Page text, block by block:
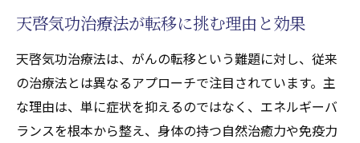
覚醒で目指す寛解の道
天啓気功治療法と天啓気功治療や療法で活
性化するクンダリニー覚醒の関係性に注目
大腸がん寛解を目指すためのエネルギーの
使い方
天啓気功治療法が転移に挑む理由と効果
天啓気功治療法は、がんの転移という難題に対し、従来
の治療法とは異なるアプローチで注目されています。主
な理由は、単に症状を抑えるのではなく、エネルギーバ
ランスを根本から整え、身体の持つ自然治癒力や免疫力